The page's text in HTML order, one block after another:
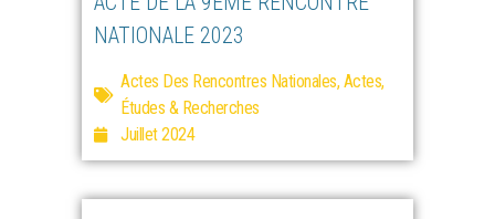
NATIONALE 2023
Actes Des Rencontres Nationales,Actes,
Études & Recherches
Juillet 2024